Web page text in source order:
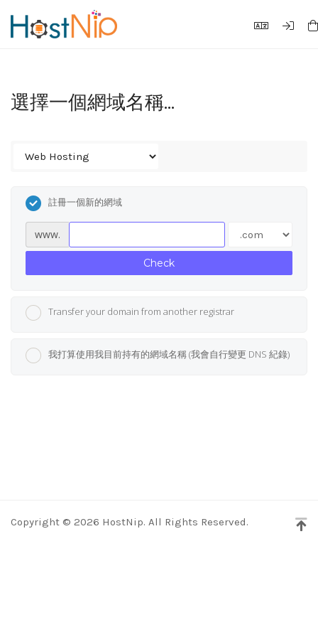
選擇一個網域名稱...
註冊一個新的網域
www.
Check
Transfer your domain from another registrar
我打算使用我目前持有的網域名稱 (我會自行變更 DNS 紀錄)
Copyright © 2026 HostNip. All Rights Reserved.